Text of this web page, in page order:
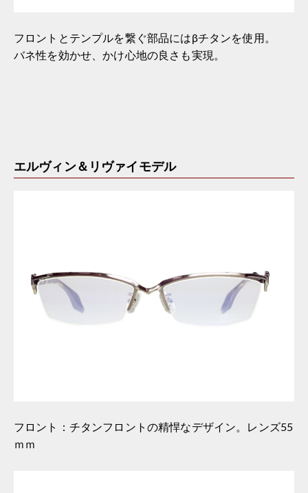
フロントとテンプルを繋ぐ部品にはβチタンを使用。
バネ性を効かせ、かけ心地の良さも実現。
エルヴィン＆リヴァイモデル
フロント：チタンフロントの精悍なデザイン。レンズ55
ｍｍ